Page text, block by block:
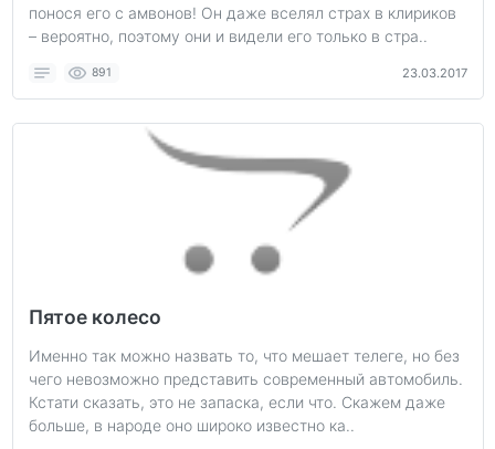
понося его с амвонов! Он даже вселял страх в клириков
– вероятно, поэтому они и видели его только в стра..
891 23.03.2017
Пятое колесо
Именно так можно назвать то, что мешает телеге, но без
чего невозможно представить современный автомобиль.
Кстати сказать, это не запаска, если что. Скажем даже
больше, в народе оно широко известно ка..